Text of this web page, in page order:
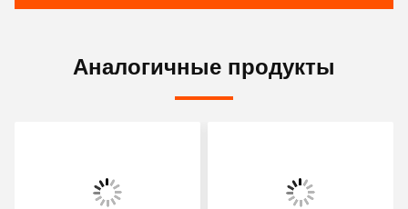
Аналогичные продукты